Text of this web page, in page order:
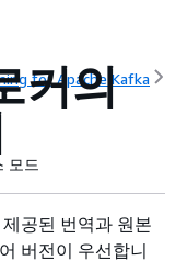
for Apache Kafka
커의
모드
공된 번역과 원본
버전이 우선합니